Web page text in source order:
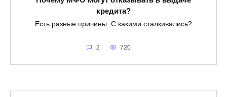
кредита?
Есть разные причины. С какими сталкивались?
2 720